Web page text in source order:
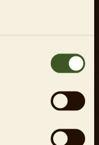
Datenschutz